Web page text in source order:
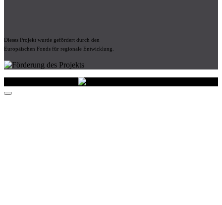
Dieses Projekt wurde gefördert durch den
Europäischen Fonds für regionale Entwicklung.